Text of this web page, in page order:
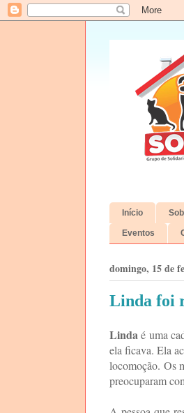
Início
Eventos
domingo, 15 de
Linda foi
Lindaé uma
ela ficava. Ela
locomoção. Os
preocuparam